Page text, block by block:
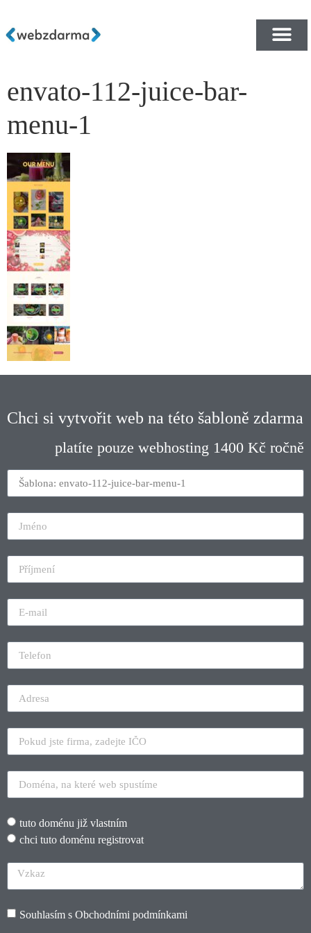
envato-112-juice-bar-
menu-1
Chci si vytvořit web na této šabloně zdarma
platíte pouze webhosting 1400 Kč ročně
tuto doménu již vlastním
chci tuto doménu registrovat
Souhlasím s Obchodními podmínkami